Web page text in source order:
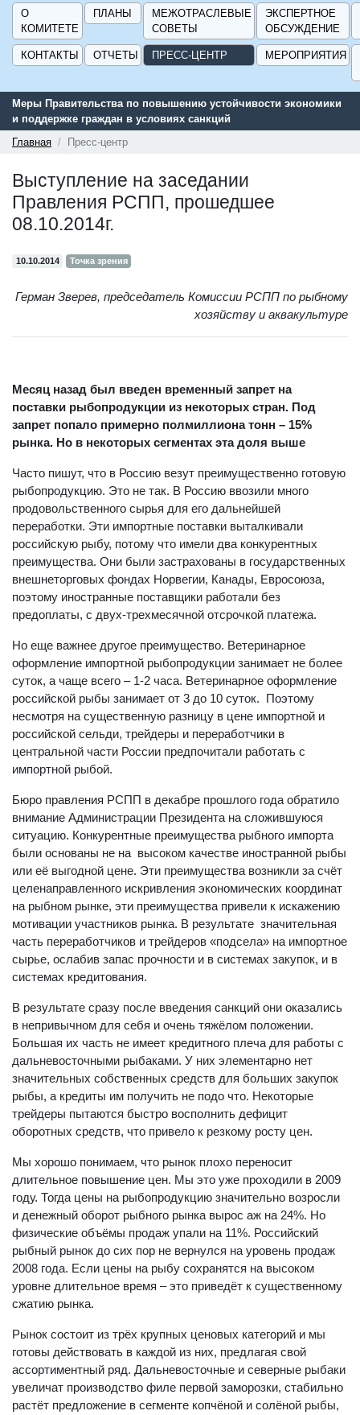
О
КОМИТЕТЕ
ПЛАНЫ
МЕЖОТРАСЛЕВЫЕ
СОВЕТЫ
ЭКСПЕРТНОЕ
ОБСУЖДЕНИЕ
КОНТАКТЫ ОТЧЕТЫ ПРЕСС-ЦЕНТР МЕРОПРИЯТИЯ
по повышению устойчивости экономики
граждан в условиях санкций
Сервис поиска
ГИСП».
Главная Пресс-центр
Выступление на заседании
Правления РСПП, прошедшее
08.10.2014г.
10.10.2014 Точка зрения
Герман Зверев, председатель Комиссии РСПП по рыбному
хозяйству и аквакультуре
Месяц назад был введен временный запрет на
поставки рыбопродукции из некоторых стран. Под
запрет попало примерно полмиллиона тонн – 15%
рынка. Но в некоторых сегментах эта доля выше
Часто пишут, что в Россию везут преимущественно готовую
рыбопродукцию. Это не так. В Россию ввозили много
продовольственного сырья для его дальнейшей
переработки. Эти импортные поставки выталкивали
российскую рыбу, потому что имели два конкурентных
преимущества. Они были застрахованы в государственных
внешнеторговых фондах Норвегии, Канады, Евросоюза,
поэтому иностранные поставщики работали без
предоплаты, с двух-трехмесячной отсрочкой платежа.
Но еще важнее другое преимущество. Ветеринарное
оформление импортной рыбопродукции занимает не более
суток, а чаще всего – 1-2 часа. Ветеринарное оформление
российской рыбы занимает от 3 до 10 суток. Поэтому
несмотря на существенную разницу в цене импортной и
российской сельди, трейдеры и переработчики в
центральной части России предпочитали работать с
импортной рыбой.
Бюро правления РСПП в декабре прошлого года обратило
внимание Администрации Президента на сложившуюся
ситуацию. Конкурентные преимущества рыбного импорта
были основаны не на высоком качестве иностранной рыбы
или её выгодной цене. Эти преимущества возникли за счёт
целенаправленного искривления экономических координат
на рыбном рынке, эти преимущества привели к искажению
мотивации участников рынка. В результате значительная
часть переработчиков и трейдеров «подсела» на импортное
сырье, ослабив запас прочности и в системах закупок, и в
системах кредитования.
В результате сразу после введения санкций они оказались
в непривычном для себя и очень тяжёлом положении.
Большая их часть не имеет кредитного плеча для работы с
дальневосточными рыбаками. У них элементарно нет
значительных собственных средств для больших закупок
рыбы, а кредиты им получить не подо что. Некоторые
трейдеры пытаются быстро восполнить дефицит
оборотных средств, что привело к резкому росту цен.
Мы хорошо понимаем, что рынок плохо переносит
длительное повышение цен. Мы это уже проходили в 2009
году. Тогда цены на рыбопродукцию значительно возросли
и денежный оборот рыбного рынка вырос аж на 24%. Но
физические объёмы продаж упали на 11%. Российский
рыбный рынок до сих пор не вернулся на уровень продаж
2008 года. Если цены на рыбу сохранятся на высоком
уровне длительное время – это приведёт к существенному
сжатию рынка.
Рынок состоит из трёх крупных ценовых категорий и мы
готовы действовать в каждой из них, предлагая свой
ассортиментный ряд. Дальневосточные и северные рыбаки
увеличат производство филе первой заморозки, стабильно
растёт предложение в сегменте копчёной и солёной рыбы,